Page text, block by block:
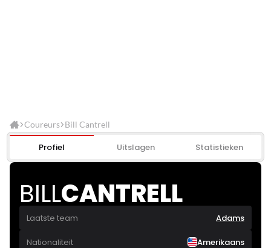
Coureurs Bill Cantrell
Profiel Uitslagen Statistieken
BILLCANTRELL
Laatste team Adams
Nationaliteit Amerikaans